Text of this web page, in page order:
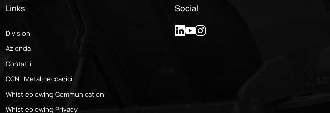
Links
Divisioni
Azienda
Contatti
CCNL Metalmeccanici
Whistleblowing Communication
Whistleblowing Privacy
Social